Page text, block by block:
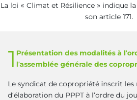
La loi « Climat et Résilience » indique
son article 171.
1 Présentation des modalités à
l’assemblée générale des
Le syndicat de copropriété inscrit les
d’élaboration du PPPT à l’ordre du